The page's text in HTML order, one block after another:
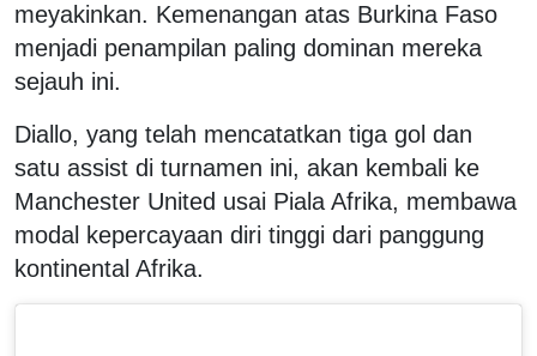
meyakinkan. Kemenangan atas Burkina Faso
menjadi penampilan paling dominan mereka
sejauh ini.
Diallo, yang telah mencatatkan tiga gol dan
satu assist di turnamen ini, akan kembali ke
Manchester United usai Piala Afrika, membawa
modal kepercayaan diri tinggi dari panggung
kontinental Afrika.